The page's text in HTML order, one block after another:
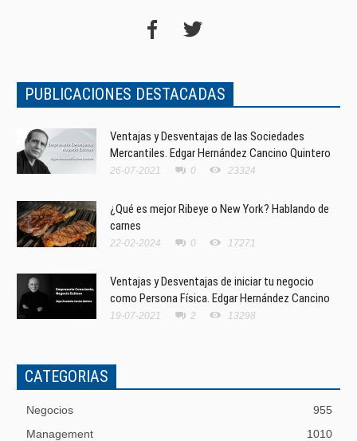
PUBLICACIONES DESTACADAS
Ventajas y Desventajas de las Sociedades
Mercantiles. Edgar Hernández Cancino Quintero
26-07-2021 0 23324
¿Qué es mejor Ribeye o New York? Hablando de
carnes
22-02-2024 0 17271
Ventajas y Desventajas de iniciar tu negocio
como Persona Física. Edgar Hernández Cancino
19-07-2021 2 13298
CATEGORIAS
Negocios
955
Management
1010